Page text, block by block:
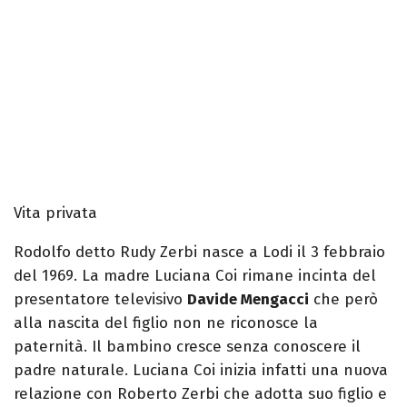
Vita privata
Rodolfo detto Rudy Zerbi nasce a Lodi il 3 febbraio
del 1969. La madre Luciana Coi rimane incinta del
presentatore televisivo Davide Mengacci che però
alla nascita del figlio non ne riconosce la
paternità. Il bambino cresce senza conoscere il
padre naturale. Luciana Coi inizia infatti una nuova
relazione con Roberto Zerbi che adotta suo figlio e